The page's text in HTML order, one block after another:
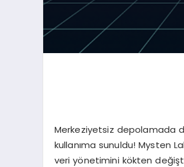
Merkeziyetsiz depolamada
kullanıma sunuldu! Mysten
veri yönetimini kökten